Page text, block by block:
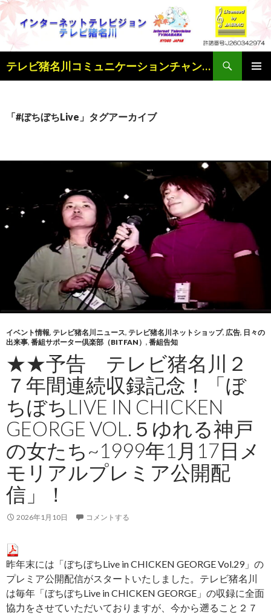
テレビ猪名川コミュニケーションチャンネル
索
ン「#ぼちぼちLive」タグアーカイブ
イベント情報, テレビ猪名川ニュース, テレビ猪名川ネットショップ, 広告, 日々の
出来事, 番組サポーター倶楽部（BITFAN） , 番組告知
★★予告 テレビ猪名川２
７年間連続収録記念！「ぼ
ちぼちLIVE IN CHICKEN
GEORGE VOL.５ゆれる神戸
の女たち~1999年1月17日メ
モリアルプレミア公開配
信」！
2026年1月10日 コメントする
昨年末には「ぼちぼちLive in CHICKEN GEORGE Vol.29」の
プレミア公開配信がスタートいたしました。テレビ猪名川
は毎年「ぼちぼちLive in CHICKEN GEORGE」の収録に全面
協力をさせていただいておりますが、今から遡ること２７